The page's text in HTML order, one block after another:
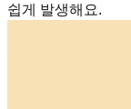
쉽게 발생해요.